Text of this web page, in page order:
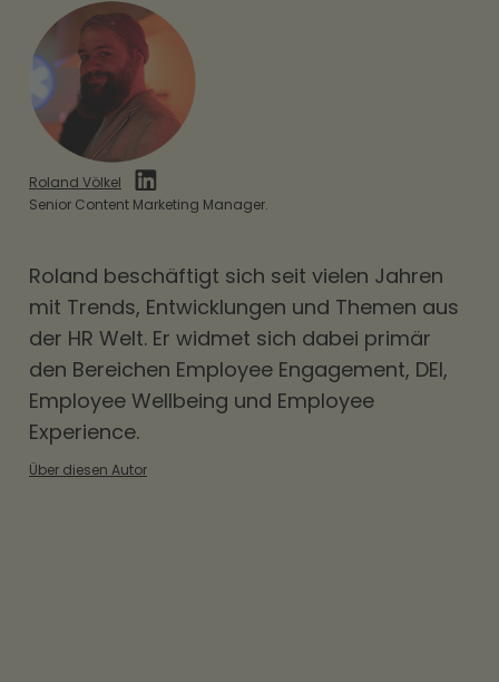
Roland Völkel
Senior Content Marketing Manager.
Roland beschäftigt sich seit vielen Jahren
mit Trends, Entwicklungen und Themen aus
der HR Welt. Er widmet sich dabei primär
den Bereichen Employee Engagement, DEI,
Employee Wellbeing und Employee
Experience.
Über diesen Autor